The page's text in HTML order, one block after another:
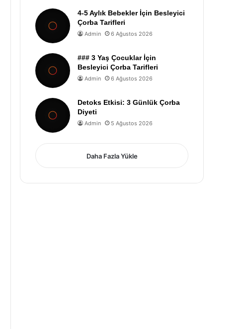
4-5 Aylık Bebekler İçin Besleyici
Çorba Tarifleri
Admin 6 Ağustos 2026
### 3 Yaş Çocuklar İçin
Besleyici Çorba Tarifleri
Admin 6 Ağustos 2026
Detoks Etkisi: 3 Günlük Çorba
Diyeti
Admin 5 Ağustos 2026
Daha Fazla Yükle